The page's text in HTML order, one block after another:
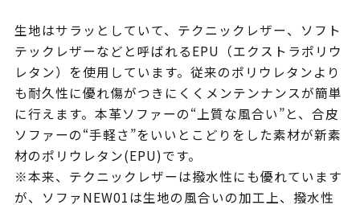
生地はサラッとしていて、テクニックレザー、ソフト
テックレザーなどと呼ばれるEPU（エクストラポリウ
レタン）を使用しています。従来のポリウレタンより
も耐久性に優れ傷がつきにくくメンテンナンスが簡単
に行えます。本革ソファーの“上質な風合い”と、合皮
ソファーの“手軽さ”をいいとこどりをした素材が新素
材のポリウレタン(EPU)です。
※本来、テクニックレザーは撥水性にも優れています
が、ソファNEW01は生地の風合いの加工上、撥水性